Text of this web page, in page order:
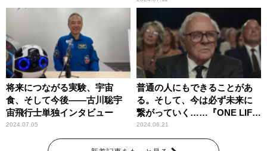
将来につながる実験、宇宙
食、そして今後――古川聡宇
宙飛行士単独インタビュー
2024.07.05
普通の人にもできることがあ
る。そして、今は必ず未来に
繋がっていく……『ONE LIFE
奇跡が繋いだ6000の命』
2024.06.21